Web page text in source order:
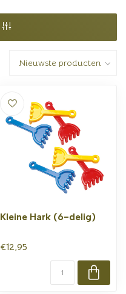
Kleine Hark (6-delig)
€12,95